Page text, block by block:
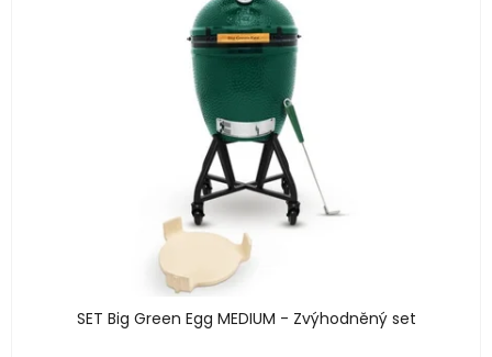
SET Big Green Egg MEDIUM - Zvýhodněný set